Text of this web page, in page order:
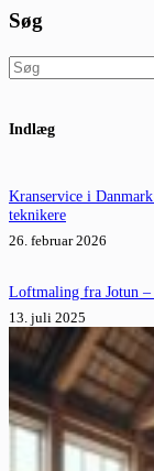
Søg
resultater
Indlæg
Kranservice i
teknikere
26. februar 2026
Loftmaling fra Jotun
13. juli 2025